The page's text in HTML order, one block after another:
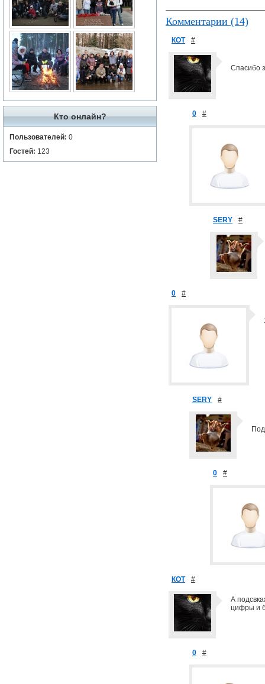
Кто онлайн?
Пользователей: 0
Гостей: 123
Комментарии (14)
КОТ #
Спасибо
0 #
SERY #
0 #
SERY #
0 #
КОТ #
А
цифры и
0 #